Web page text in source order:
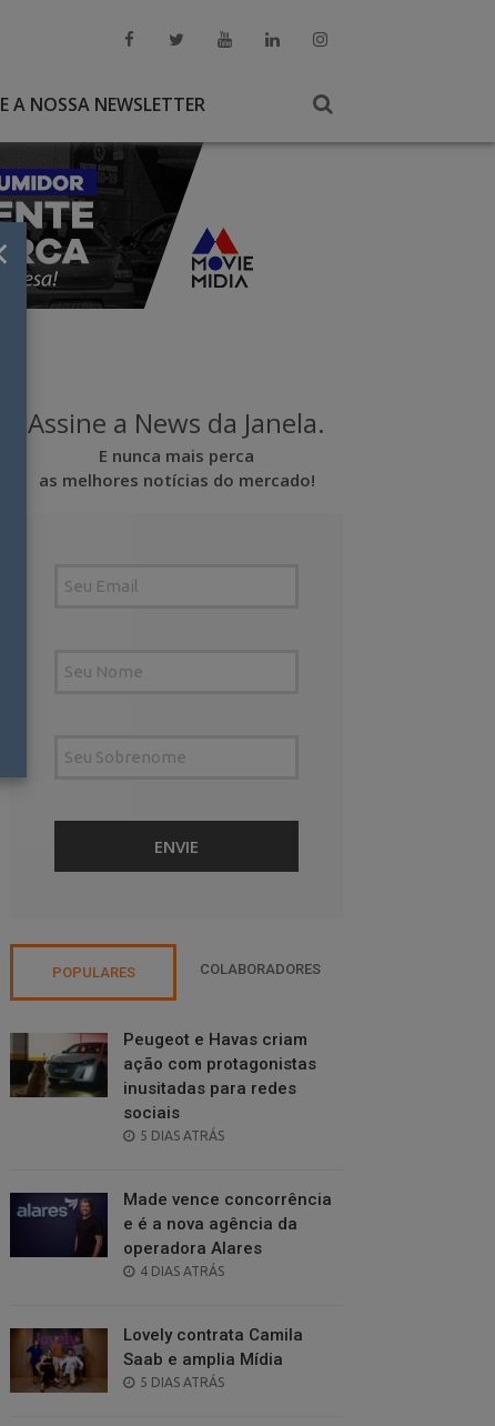
A NOSSA NEWSLETTER
Assine a News da Janela.
E nunca mais perca
as melhores notícias do mercado!
POPULARES COLABORADORES
Peugeot e Havas criam
ação com protagonistas
inusitadas para redes
sociais
POSTED
5 DIAS ATRÁS
Made vence concorrência
e é a nova agência da
operadora Alares
POSTED
4 DIAS ATRÁS
Lovely contrata Camila
Saab e amplia Mídia
POSTED
5 DIAS ATRÁS